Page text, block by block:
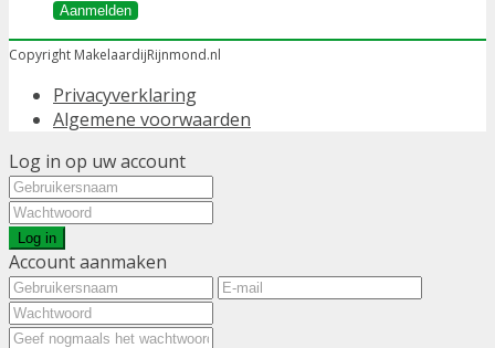
Aanmelden
Copyright MakelaardijRijnmond.nl
Privacyverklaring
Algemene voorwaarden
Log in op uw account
Log in
Account aanmaken